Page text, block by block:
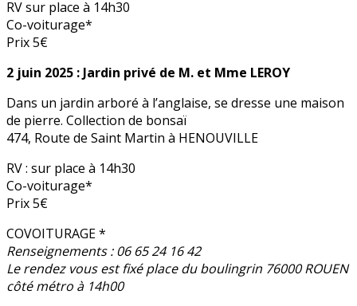
RV sur place à 14h30
Co-voiturage*
Prix 5€
2 juin 2025 : Jardin privé de M. et Mme LEROY
Dans un jardin arboré à l’anglaise, se dresse une maison
de pierre. Collection de bonsaï
474, Route de Saint Martin à HENOUVILLE
RV : sur place à 14h30
Co-voiturage*
Prix 5€
COVOITURAGE *
Renseignements : 06 65 24 16 42
Le rendez vous est fixé place du boulingrin 76000 ROUEN
côté métro à 14h00